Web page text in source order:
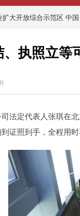
扩大开放综合示范区 中
执照立等
定代表人张琪在北
证照到手，全程用